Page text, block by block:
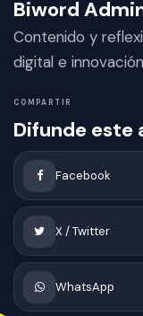
Biword
Contenido y
digital e
COMPARTIR
Difunde este
Facebook
X / Twitter
WhatsApp